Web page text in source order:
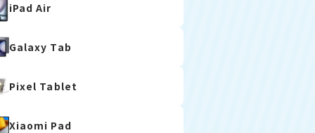
iPad Air
Galaxy Tab
Pixel Tablet
Xiaomi Pad